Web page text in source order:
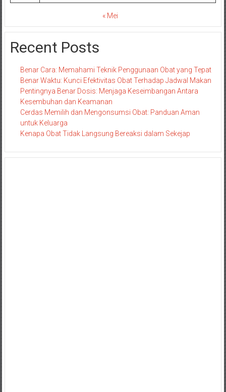
« Mei
Recent Posts
Benar Cara: Memahami Teknik Penggunaan Obat yang Tepat
Benar Waktu: Kunci Efektivitas Obat Terhadap Jadwal Makan
Pentingnya Benar Dosis: Menjaga Keseimbangan Antara
Kesembuhan dan Keamanan
Cerdas Memilih dan Mengonsumsi Obat: Panduan Aman
untuk Keluarga
Kenapa Obat Tidak Langsung Bereaksi dalam Sekejap